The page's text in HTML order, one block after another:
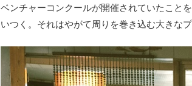
ベンチャーコンクールが開催されていたこと
いつく。それはやがて周りを巻き込む大きな